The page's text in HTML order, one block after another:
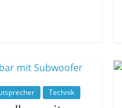
Technik